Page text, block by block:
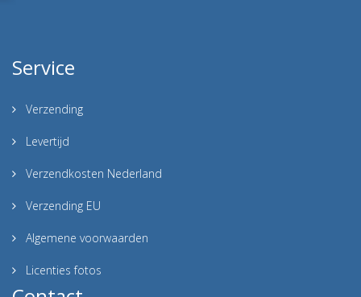
Service
Verzending
Levertijd
Verzendkosten Nederland
Verzending EU
Algemene voorwaarden
Licenties fotos